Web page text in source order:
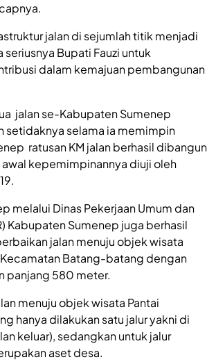
jalan di sejumlah titik menjadi
Bupati Fauzi untuk
dalam kemajuan pembangunan
jalan se-Kabupaten Sumenep
setidaknya selama ia memimpin
ratusan KM jalan berhasil dibangun
kepemimpinannya diuji oleh
melalui Dinas Pekerjaan Umum dan
Kabupaten Sumenep juga berhasil
jalan menuju objek wisata
Batang-batang dengan
panjang 580 meter.
menuju objek wisata Pantai
hanya dilakukan satu jalur yakni di
keluar), sedangkan untuk jalur
aset desa.